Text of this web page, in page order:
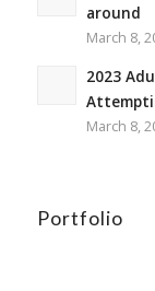
around
March 8,
2023
March 8,
Portfolio